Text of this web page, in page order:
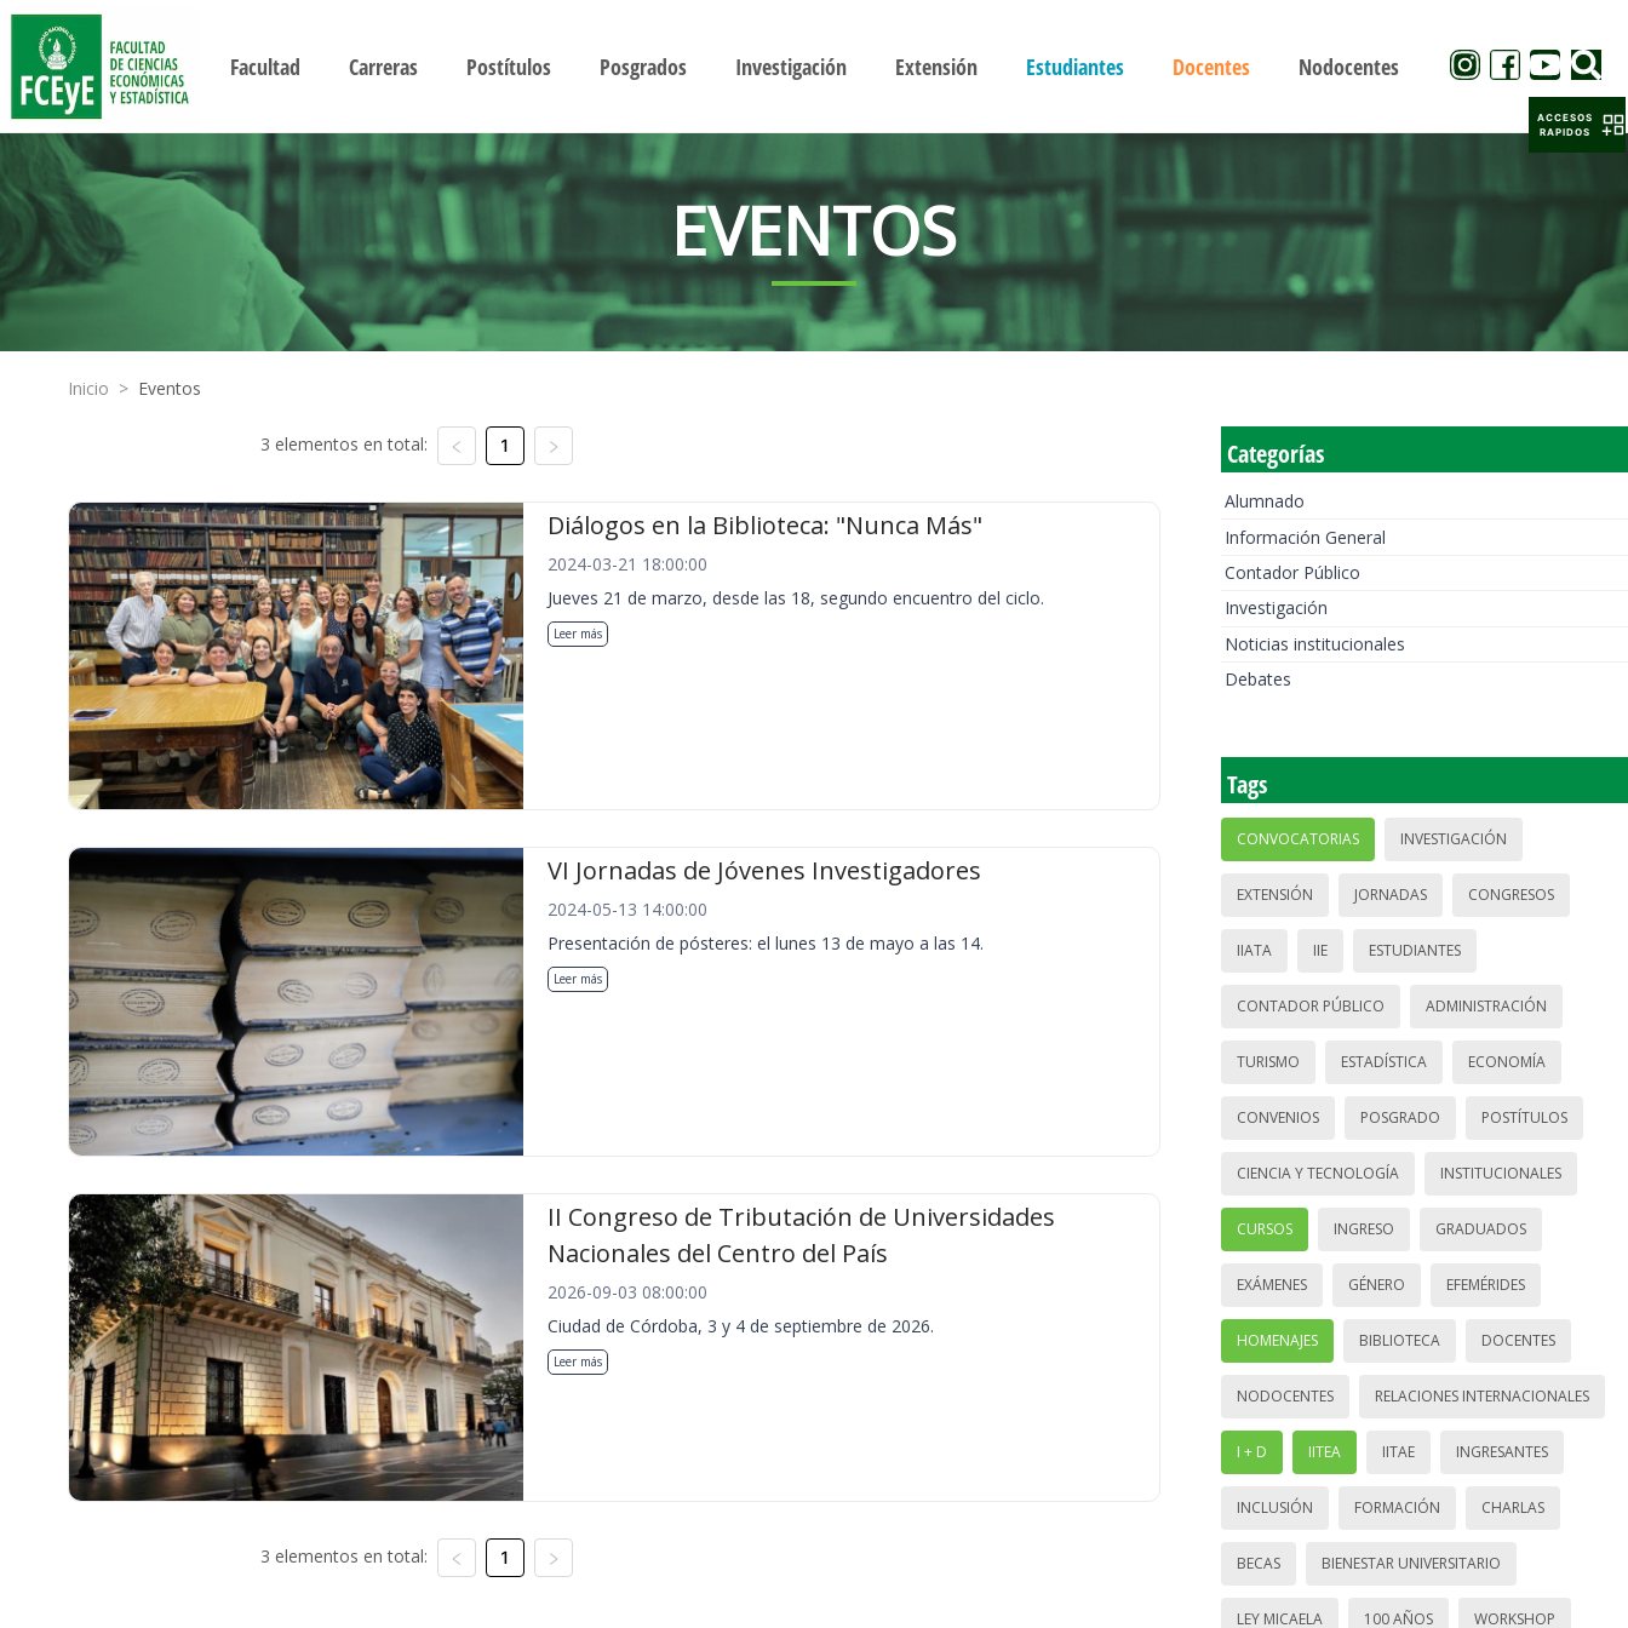
Facultad Carreras Postítulos Posgrados Investigación Extensión Estudiantes Docentes Nodocentes
EVENTOS
Inicio > Eventos
3 elementos en total: 1
Diálogos en la Biblioteca: "Nunca Más"
2024-03-21 18:00:00
Jueves 21 de marzo, desde las 18, segundo encuentro del ciclo.
Leer más
VI Jornadas de Jóvenes Investigadores
2024-05-13 14:00:00
Presentación de pósteres: el lunes 13 de mayo a las 14.
Leer más
II Congreso de Tributación de Universidades
Nacionales del Centro del País
2026-09-03 08:00:00
Ciudad de Córdoba, 3 y 4 de septiembre de 2026.
Leer más
3 elementos en total: 1
Categorías
Alumnado
Información General
Contador Público
Investigación
Noticias institucionales
Debates
Tags
CONVOCATORIAS INVESTIGACIÓN
EXTENSIÓN JORNADAS CONGRESOS
IIATA IIE ESTUDIANTES
CONTADOR PÚBLICO ADMINISTRACIÓN
TURISMO ESTADÍSTICA ECONOMÍA
CONVENIOS POSGRADO POSTÍTULOS
CIENCIA Y TECNOLOGÍA INSTITUCIONALES
CURSOS INGRESO GRADUADOS
EXÁMENES GÉNERO EFEMÉRIDES
HOMENAJES BIBLIOTECA DOCENTES
NODOCENTES RELACIONES INTERNACIONALES
I + D IITEA IITAE INGRESANTES
INCLUSIÓN FORMACIÓN CHARLAS
BECAS BIENESTAR UNIVERSITARIO
LEY MICAELA 100 AÑOS WORKSHOP
ACCESOS
RAPIDOS